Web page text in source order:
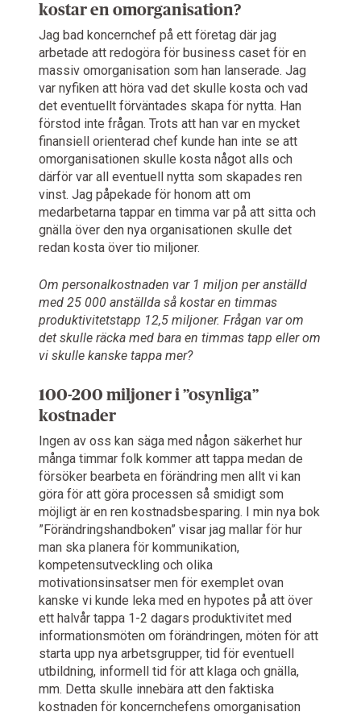
kostar en omorganisation?
Jag bad koncernchef på ett företag där jag
arbetade att redogöra för business caset för en
massiv omorganisation som han lanserade. Jag
var nyfiken att höra vad det skulle kosta och vad
det eventuellt förväntades skapa för nytta. Han
förstod inte frågan. Trots att han var en mycket
finansiell orienterad chef kunde han inte se att
omorganisationen skulle kosta något alls och
därför var all eventuell nytta som skapades ren
vinst. Jag påpekade för honom att om
medarbetarna tappar en timma var på att sitta och
gnälla över den nya organisationen skulle det
redan kosta över tio miljoner.
Om personalkostnaden var 1 miljon per anställd
med 25 000 anställda så kostar en timmas
produktivitetstapp 12,5 miljoner. Frågan var om
det skulle räcka med bara en timmas tapp eller om
vi skulle kanske tappa mer?
100-200 miljoner i ”osynliga”
kostnader
Ingen av oss kan säga med någon säkerhet hur
många timmar folk kommer att tappa medan de
försöker bearbeta en förändring men allt vi kan
göra för att göra processen så smidigt som
möjligt är en ren kostnadsbesparing. I min nya bok
”Förändringshandboken” visar jag mallar för hur
man ska planera för kommunikation,
kompetensutveckling och olika
motivationsinsatser men för exemplet ovan
kanske vi kunde leka med en hypotes på att över
ett halvår tappa 1-2 dagars produktivitet med
informationsmöten om förändringen, möten för att
starta upp nya arbetsgrupper, tid för eventuell
utbildning, informell tid för att klaga och gnälla,
mm. Detta skulle innebära att den faktiska
kostnaden för koncernchefens omorganisation